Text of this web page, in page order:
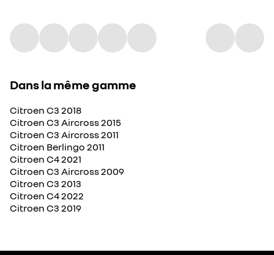
Dans la même gamme
Citroen C3 2018
Citroen C3 Aircross 2015
Citroen C3 Aircross 2011
Citroen Berlingo 2011
Citroen C4 2021
Citroen C3 Aircross 2009
Citroen C3 2013
Citroen C4 2022
Citroen C3 2019